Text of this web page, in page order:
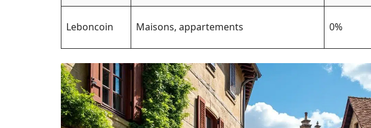
Leboncoin Maisons, appartements 0%